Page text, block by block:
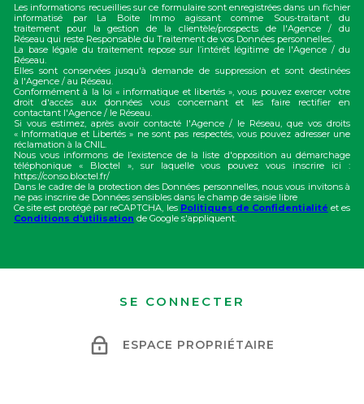
Les informations recueillies sur ce formulaire sont enregistrées dans un fichier
informatisé par La Boite Immo agissant comme Sous-traitant du
traitement pour la gestion de la clientèle/prospects de l'Agence / du
Réseau qui reste Responsable du Traitement de vos Données personnelles.
La base légale du traitement repose sur l’intérêt légitime de l'Agence / du
Réseau.
Elles sont conservées jusqu'à demande de suppression et sont destinées
à l'Agence / au Réseau.
Conformément à la loi « informatique et libertés », vous pouvez exercer votre
droit d'accès aux données vous concernant et les faire rectifier en
contactant l'Agence / le Réseau.
Si vous estimez, après avoir contacté l'Agence / le Réseau, que vos droits
« Informatique et Libertés » ne sont pas respectés, vous pouvez adresser une
réclamation à la CNIL.
Nous vous informons de l’existence de la liste d'opposition au démarchage
téléphonique « Bloctel », sur laquelle vous pouvez vous inscrire ici :
https://conso.bloctel.fr/
Dans le cadre de la protection des Données personnelles, nous vous invitons à
ne pas inscrire de Données sensibles dans le champ de saisie libre
Ce site est protégé par reCAPTCHA, les Politiques de Confidentialité et es
Conditions d'utilisation de Google s'appliquent.
SE CONNECTER
ESPACE PROPRIÉTAIRE